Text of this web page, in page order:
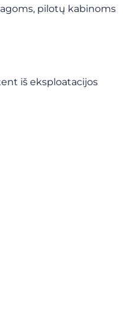
pilotų kabinoms
iš eksploatacijos